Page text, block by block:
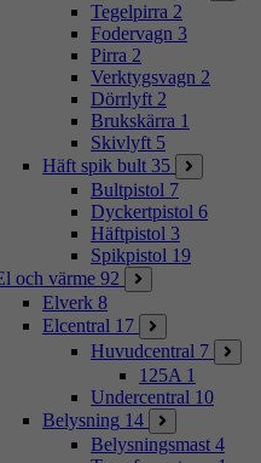
Tegelpirra 2
Fodervagn 3
Pirra 2
Verktygsvagn 2
Dörrlyft 2
Brukskärra 1
Skivlyft 5
Häft spik bult 35
Bultpistol 7
Dyckertpistol 6
Häftpistol 3
Spikpistol 19
och värme 92
Elverk 8
Elcentral 17
Huvudcentral 7
125A 1
Undercentral 10
Belysning 14
Belysningsmast 4